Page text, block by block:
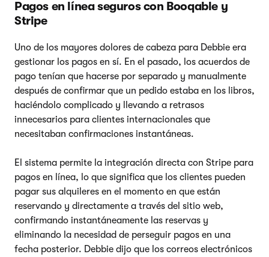
Pagos en línea seguros con Booqable y
Stripe
Uno de los mayores dolores de cabeza para Debbie era
gestionar los pagos en sí. En el pasado, los acuerdos de
pago tenían que hacerse por separado y manualmente
después de confirmar que un pedido estaba en los libros,
haciéndolo complicado y llevando a retrasos
innecesarios para clientes internacionales que
necesitaban confirmaciones instantáneas.
El sistema permite la integración directa con Stripe para
pagos en línea, lo que significa que los clientes pueden
pagar sus alquileres en el momento en que están
reservando y directamente a través del sitio web,
confirmando instantáneamente las reservas y
eliminando la necesidad de perseguir pagos en una
fecha posterior. Debbie dijo que los correos electrónicos